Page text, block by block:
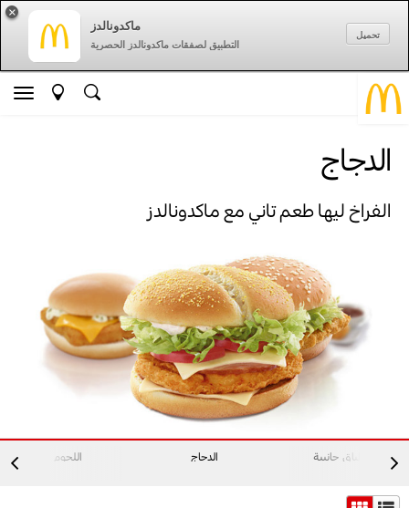
ماكدونالدز
التطبيق لصفقات ماكدونالدز الحصرية
تحميل
×
الدجاج
الفراخ ليها طعم تاني مع ماكدونالدز
اللحوم الدجاج اطباق جانبية